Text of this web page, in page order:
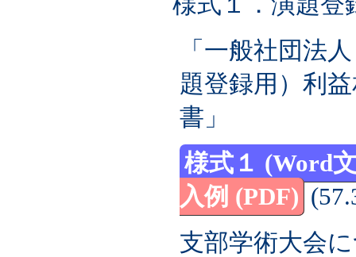
「一般社団法
題登録用）利
書」
様式１ (Word
入例 (PDF)
支部学術大会